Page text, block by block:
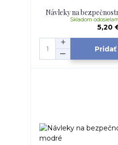
Návleky na
5,20
Skladom